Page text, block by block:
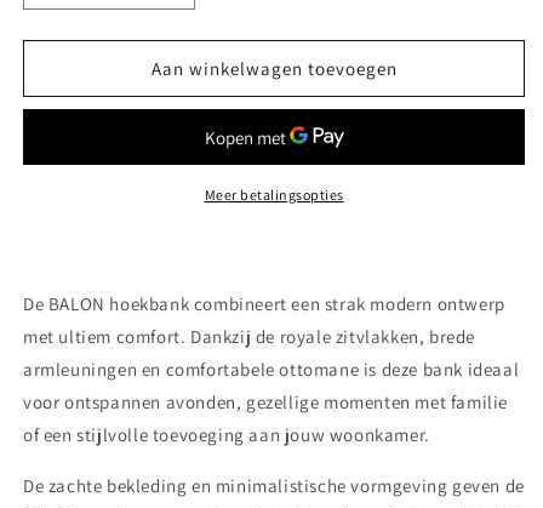
verlagen
voor
–
verhogen
voor
BALON
–
Loungebank
Aan winkelwagen toevoegen
Meer betalingsopties
De BALON hoekbank combineert een strak modern ontwerp
met ultiem comfort. Dankzij de royale zitvlakken, brede
armleuningen en comfortabele ottomane is deze bank ideaal
voor ontspannen avonden, gezellige momenten met familie
of een stijlvolle toevoeging aan jouw woonkamer.
De zachte bekleding en minimalistische vormgeving geven de